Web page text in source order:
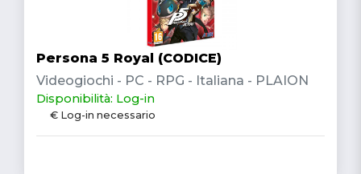
Persona 5 Royal (CODICE)
Videogiochi - PC - RPG - Italiana - PLAION
Disponibilità: Log-in
€ Log-in necessario